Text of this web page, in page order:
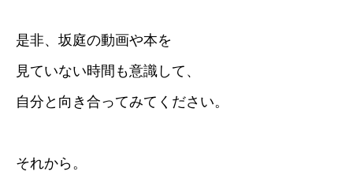
是非、坂庭の動画や本を
見ていない時間も意識して、
自分と向き合ってみてください。
それから。